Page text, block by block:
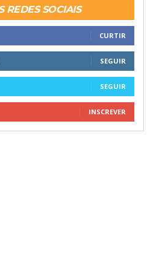
REDES SOCIAIS
CURTIR
SEGUIR
SEGUIR
INSCREVER